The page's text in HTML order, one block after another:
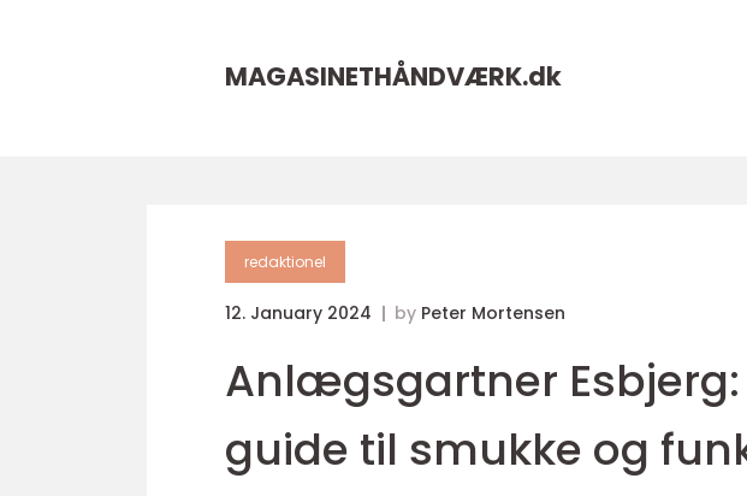
MAGASINETHÅNDVÆRK.dk
redaktionel
12. January 2024 by Peter Mortensen
Anlægsgartner
guide til smukke og